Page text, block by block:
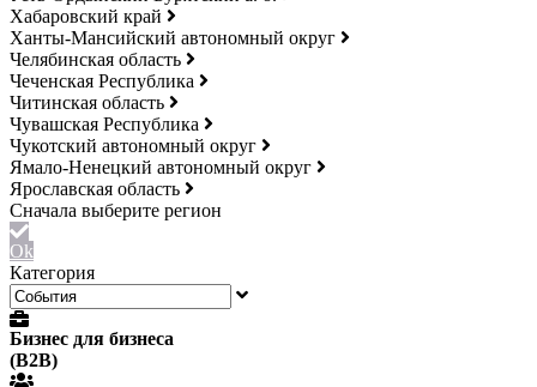
Хабаровский край
Ханты-Мансийский автономный округ
Челябинская область
Чеченская Республика
Читинская область
Чувашская Республика
Чукотский автономный округ
Ямало-Ненецкий автономный округ
Ярославская область
Ok
Категория
Бизнес для бизнеса
(B2B)